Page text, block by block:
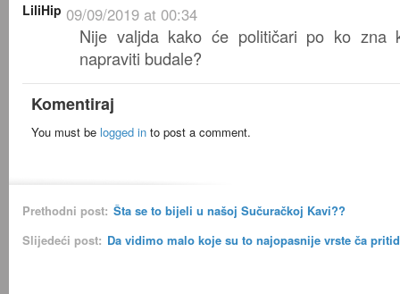
LiliHip 09/09/2019 at 00:34
Nije valjda kako će političari po ko zna
napraviti budale?
Komentiraj
You must be logged in to post a comment.
Prethodni post: Šta se to bijeli u našoj Sučuračkoj Kavi??
Slijedeći post: Da vidimo malo koje su to najopasnije vrste ča